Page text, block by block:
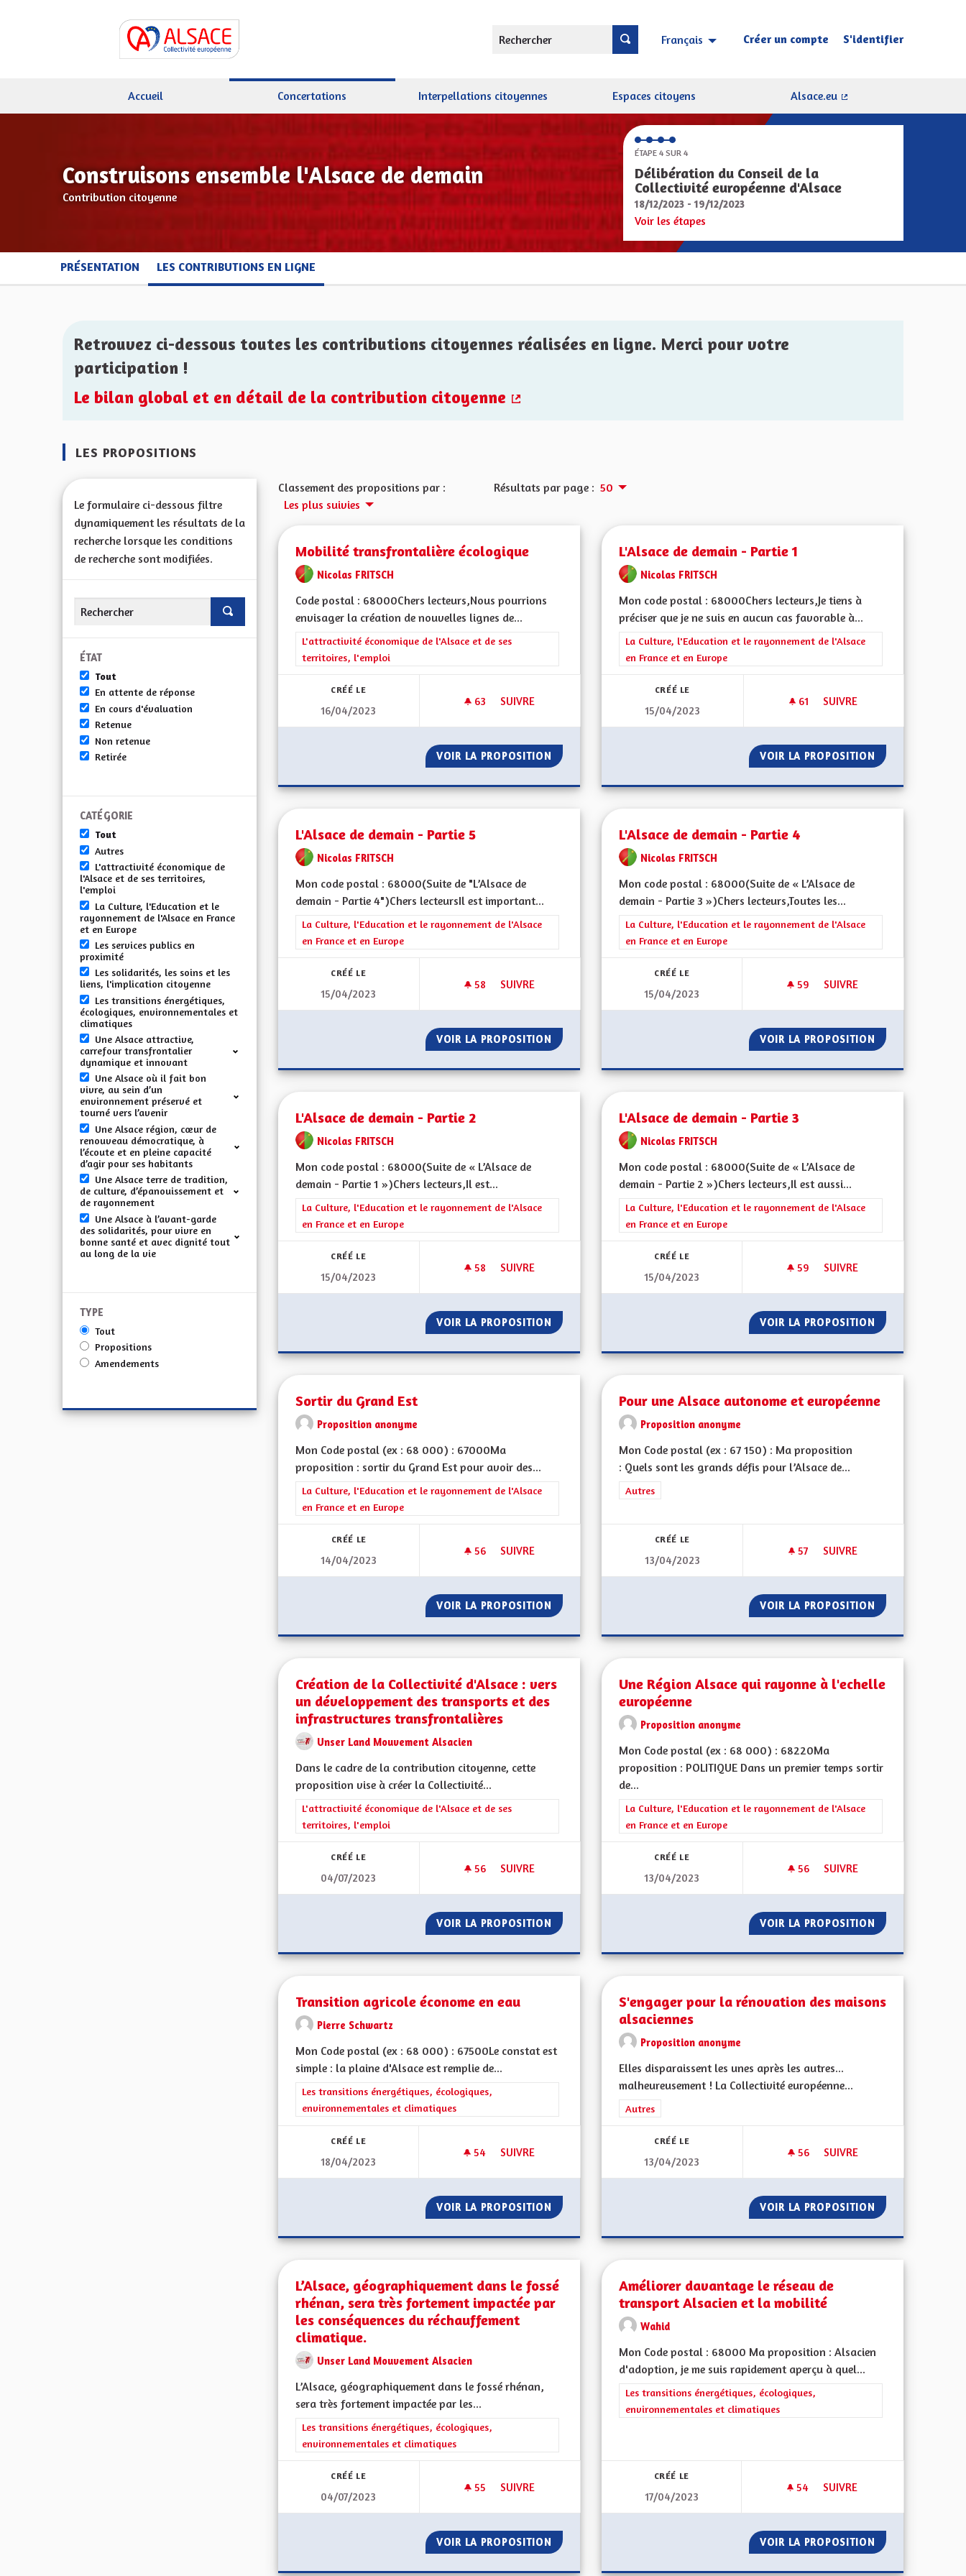
Rechercher Français Choisir la langue Sprache wählen
Créer un compte S'identifier
Accueil Concertations Interpellations citoyennes Espaces citoyens
Alsace.eu
Construisons ensemble l'Alsace de demain
Contribution citoyenne
ÉTAPE 4 SUR 4
Délibération du Conseil de la
Collectivité européenne d'Alsace
18/12/2023 - 19/12/2023
Voir les étapes
PRÉSENTATION LES CONTRIBUTIONS EN LIGNE
Retrouvez ci-dessous toutes les contributions citoyennes réalisées en ligne. Merci pour votre
participation !
Le bilan global et en détail de la contribution citoyenne
LES PROPOSITIONS
Le formulaire ci-dessous filtre
dynamiquement les résultats de la
recherche lorsque les conditions
de recherche sont modifiées.
ÉTAT
Tout
En attente de réponse
En cours d'évaluation
Retenue
Non retenue
Retirée
CATÉGORIE
Tout
Autres
L'attractivité économique de
l'Alsace et de ses territoires,
l'emploi
La Culture, l'Education et le
rayonnement de l'Alsace en France
et en Europe
Les services publics en
proximité
Les solidarités, les soins et les
liens, l'implication citoyenne
Les transitions énergétiques,
écologiques, environnementales et
climatiques
Une Alsace attractive,
carrefour transfrontalier
dynamique et innovant
Une Alsace où il fait bon
vivre, au sein d’un
environnement préservé et
tourné vers l’avenir
Une Alsace région, cœur de
renouveau démocratique, à
l’écoute et en pleine capacité
d’agir pour ses habitants
Une Alsace terre de tradition,
de culture, d’épanouissement et
de rayonnement
Une Alsace à l’avant-garde
des solidarités, pour vivre en
bonne santé et avec dignité tout
au long de la vie
TYPE
Tout
Propositions
Amendements
Classement des propositions par :
Les plus suivies
Résultats par page : 50
Mobilité transfrontalière écologique
Nicolas FRITSCH
Code postal : 68000Chers lecteurs,Nous pourrions
envisager la création de nouvelles lignes de...
Filtrer les résultats de la catégorie : L'attractivité économique de l'Alsace et de ses territoires, l'emploi
L'attractivité économique de l'Alsace et de ses
territoires, l'emploi
CRÉÉ LE
16/04/2023
63 63 ABONNÉS
SUIVRE
MOBILITÉ TRANSFRONTALIÈRE ÉCOLOGIQUE
VOIR LA PROPOSITION MOBILITÉ TRANSFRONTALIÈRE ÉCOLOGIQUE
L'Alsace de demain - Partie 1
Nicolas FRITSCH
Mon code postal : 68000Chers lecteurs,Je tiens à
préciser que je ne suis en aucun cas favorable à...
Filtrer les résultats de la catégorie : La Culture, l'Education et le
La Culture, l'Education et le rayonnement de l'Alsace
en France et en Europe
CRÉÉ LE
15/04/2023
61 61 ABONNÉS
SUIVRE
VOIR LA PROPOSITION L'ALSACE DE
L'Alsace de demain - Partie 5
Nicolas FRITSCH
Mon code postal : 68000(Suite de "L’Alsace de
demain - Partie 4")Chers lecteursIl est important...
Filtrer les résultats de la catégorie : La Culture, l'Education et le rayonnement de l'Alsace en France et en Europe
La Culture, l'Education et le rayonnement de l'Alsace
en France et en Europe
CRÉÉ LE
15/04/2023
58 58 ABONNÉS
SUIVRE
L'ALSACE DE DEMAIN - PARTIE 5
VOIR LA PROPOSITION L'ALSACE DE DEMAIN - PARTIE 5
L'Alsace de demain - Partie 4
Nicolas FRITSCH
Mon code postal : 68000(Suite de « L’Alsace de
demain - Partie 3 »)Chers lecteurs,Toutes les...
Filtrer les résultats de la catégorie : La Culture, l'Education et le
La Culture, l'Education et le rayonnement de l'Alsace
en France et en Europe
CRÉÉ LE
15/04/2023
59 59 ABONNÉS
SUIVRE
VOIR LA PROPOSITION L'ALSACE DE
L'Alsace de demain - Partie 2
Nicolas FRITSCH
Mon code postal : 68000(Suite de « L’Alsace de
demain - Partie 1 »)Chers lecteurs,Il est...
Filtrer les résultats de la catégorie : La Culture, l'Education et le rayonnement de l'Alsace en France et en Europe
La Culture, l'Education et le rayonnement de l'Alsace
en France et en Europe
CRÉÉ LE
15/04/2023
58 58 ABONNÉS
SUIVRE
L'ALSACE DE DEMAIN - PARTIE 2
VOIR LA PROPOSITION L'ALSACE DE DEMAIN - PARTIE 2
L'Alsace de demain - Partie 3
Nicolas FRITSCH
Mon code postal : 68000(Suite de « L’Alsace de
demain - Partie 2 »)Chers lecteurs,Il est aussi...
Filtrer les résultats de la catégorie : La Culture, l'Education et le
La Culture, l'Education et le rayonnement de l'Alsace
en France et en Europe
CRÉÉ LE
15/04/2023
59 59 ABONNÉS
SUIVRE
VOIR LA PROPOSITION L'ALSACE DE
Sortir du Grand Est
Proposition anonyme
Mon Code postal (ex : 68 000) : 67000Ma
proposition : sortir du Grand Est pour avoir des...
Filtrer les résultats de la catégorie : La Culture, l'Education et le rayonnement de l'Alsace en France et en Europe
La Culture, l'Education et le rayonnement de l'Alsace
en France et en Europe
CRÉÉ LE
14/04/2023
56 56 ABONNÉS
SUIVRE
VOIR LA PROPOSITION SORTIR DU GRAND EST
Pour une Alsace autonome et européenne
Proposition anonyme
Mon Code postal (ex : 67 150) : Ma proposition
: Quels sont les grands défis pour l’Alsace de...
Filtrer les résultats de la catégorie : Autres
Autres
CRÉÉ LE
13/04/2023
57 57 ABONNÉS
SUIVRE
VOIR LA PROPOSITION POUR UNE
Création de la Collectivité d'Alsace : vers
un développement des transports et des
infrastructures transfrontalières
Unser Land Mouvement Alsacien
Dans le cadre de la contribution citoyenne, cette
proposition vise à créer la Collectivité...
Filtrer les résultats de la catégorie : L'attractivité économique de l'Alsace et de ses territoires, l'emploi
L'attractivité économique de l'Alsace et de ses
territoires, l'emploi
CRÉÉ LE
04/07/2023
56 56 ABONNÉS
SUIVRE
CRÉATION DE LA COLLECTIVITÉ D'ALSACE : VERS UN DÉVELOPPEMENT DES TRANSPORTS ET DES
VOIR LA PROPOSITION CRÉATION DE LA COLLECTIVITÉ D'ALSACE : VERS UN DÉVELOPPEMENT DES
Une Région Alsace qui rayonne à l'echelle
européenne
Proposition anonyme
Mon Code postal (ex : 68 000) : 68220Ma
proposition : POLITIQUE Dans un premier temps sortir
de...
Filtrer les résultats de la catégorie : La Culture, l'Education et le
La Culture, l'Education et le rayonnement de l'Alsace
en France et en Europe
CRÉÉ LE
13/04/2023
56 56 ABONNÉS
SUIVRE
VOIR LA PROPOSITION UNE RÉGION
Transition agricole économe en eau
Pierre Schwartz
Mon Code postal (ex : 68 000) : 67500Le constat est
simple : la plaine d'Alsace est remplie de...
Filtrer les résultats de la catégorie : Les transitions énergétiques, écologiques, environnementales et climatiques
Les transitions énergétiques, écologiques,
environnementales et climatiques
CRÉÉ LE
18/04/2023
54 54 ABONNÉS
SUIVRE
TRANSITION AGRICOLE ÉCONOME EN EAU
VOIR LA PROPOSITION TRANSITION AGRICOLE ÉCONOME EN EAU
S'engager pour la rénovation des maisons
alsaciennes
Proposition anonyme
Elles disparaissent les unes après les autres...
malheureusement ! La Collectivité européenne...
Filtrer les résultats de la catégorie : Autres
Autres
CRÉÉ LE
13/04/2023
56 56 ABONNÉS
SUIVRE
VOIR LA PROPOSITION S'ENGAGER
L’Alsace, géographiquement dans le fossé
rhénan, sera très fortement impactée par
les conséquences du réchauffement
climatique.
Unser Land Mouvement Alsacien
L’Alsace, géographiquement dans le fossé rhénan,
sera très fortement impactée par les...
Filtrer les résultats de la catégorie : Les transitions énergétiques, écologiques, environnementales et climatiques
Les transitions énergétiques, écologiques,
environnementales et climatiques
CRÉÉ LE
04/07/2023
55 55 ABONNÉS
SUIVRE
L’ALSACE, GÉOGRAPHIQUEMENT DANS LE FOSSÉ RHÉNAN, SERA TRÈS FORTEMENT IMPACTÉE
VOIR LA PROPOSITION L’ALSACE, GÉOGRAPHIQUEMENT DANS LE FOSSÉ RHÉNAN, SERA TRÈS
Améliorer davantage le réseau de
transport Alsacien et la mobilité
Wahid
Mon Code postal : 68000 Ma proposition : Alsacien
d'adoption, je me suis rapidement aperçu à quel...
Filtrer les résultats de la catégorie : Les transitions énergétiques,
Les transitions énergétiques, écologiques,
environnementales et climatiques
CRÉÉ LE
17/04/2023
54 54 ABONNÉS
SUIVRE
VOIR LA PROPOSITION AMÉLIORER